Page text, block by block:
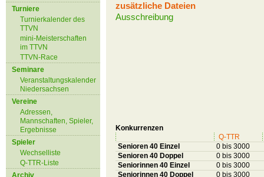
Turniere
Turnierkalender des
TTVN
mini-Meisterschaften
im TTVN
TTVN-Race
Seminare
Veranstaltungskalender
Niedersachsen
Vereine
Adressen,
Mannschaften, Spieler,
Ergebnisse
Spieler
Wechselliste
Q-TTR-Liste
Archiv
zusätzliche Dateien
Ausschreibung
Konkurrenzen
Q-TTR
Senioren 40 Einzel
0 bis 3000
Senioren 40 Doppel
0 bis 3000
Seniorinnen 40 Einzel
0 bis 3000
Seniorinnen 40 Doppel
0 bis 3000